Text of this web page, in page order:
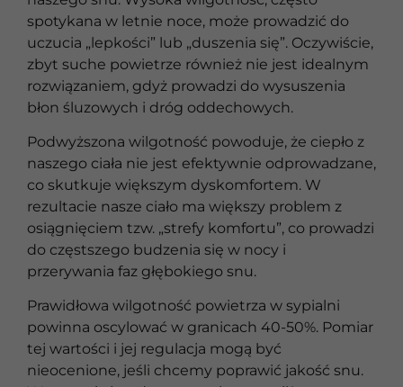
spotykana w letnie noce, może prowadzić do
uczucia „lepkości” lub „duszenia się”. Oczywiście,
zbyt suche powietrze również nie jest idealnym
rozwiązaniem, gdyż prowadzi do wysuszenia
błon śluzowych i dróg oddechowych.
Podwyższona wilgotność powoduje, że ciepło z
naszego ciała nie jest efektywnie odprowadzane,
co skutkuje większym dyskomfortem. W
rezultacie nasze ciało ma większy problem z
osiągnięciem tzw. „strefy komfortu”, co prowadzi
do częstszego budzenia się w nocy i
przerywania faz głębokiego snu.
Prawidłowa wilgotność powietrza w sypialni
powinna oscylować w granicach 40-50%. Pomiar
tej wartości i jej regulacja mogą być
nieocenione, jeśli chcemy poprawić jakość snu.